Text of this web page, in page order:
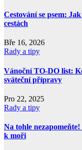
Cestování se psem:
cestách
Bře 16, 2026
Rady a tipy
Vánoční TO-DO list:
sváteční přípravy
Pro 22, 2025
Rady a tipy
Na tohle
k moři